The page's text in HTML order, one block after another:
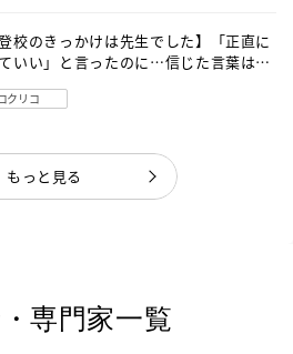
登校のきっかけは先生でした】「正直に
いい」と言ったのに…信じた言葉は噓
クリコ
もっと見る
専門家一覧